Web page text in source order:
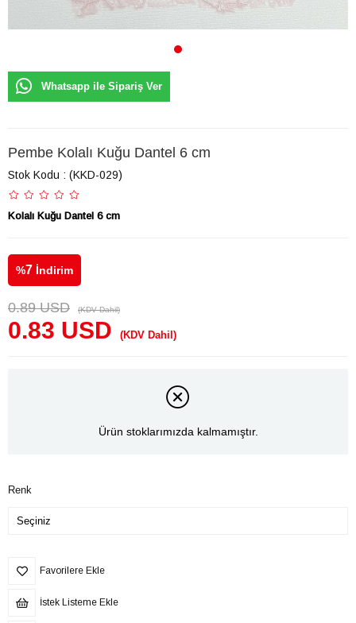
Whatsapp ile Sipariş Ver
Pembe Kolalı Kuğu Dantel 6 cm
Stok Kodu (KKD-029)
Kolalı Kuğu Dantel 6 cm
%7 İndirim
0.89 USD (KDV Dahil)
0.83 USD (KDV Dahil)
Ürün stoklarımızda kalmamıştır.
Renk
Favorilere Ekle
İstek Listeme Ekle